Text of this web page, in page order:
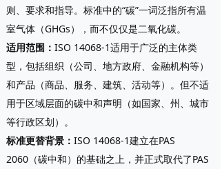
则、要求和指导。标准中的“碳”一词泛指所有温
室气体（GHGs），而不仅仅是二氧化碳。
适用范围 ： ISO 14068-1适用于广泛的主体类
型，包括组织（公司、地方政府、金融机构等）
和产品（商品、服务、建筑、活动等）。但不适
用于区域层面的碳中和声明（如国家、州、城市
等行政区划）。
标准更替背景 ： ISO 14068-1建立在PAS
2060（碳中和）的基础之上，并正式取代了PAS